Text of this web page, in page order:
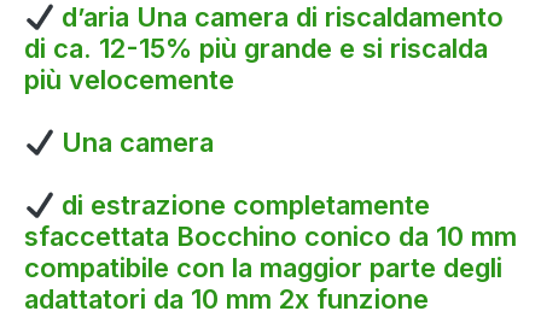
d’aria Una camera di riscaldamento
di ca. 12-15% più grande e si riscalda
più velocemente
Una camera
di estrazione completamente
sfaccettata Bocchino conico da 10 mm
compatibile con la maggior parte degli
adattatori da 10 mm 2x funzione